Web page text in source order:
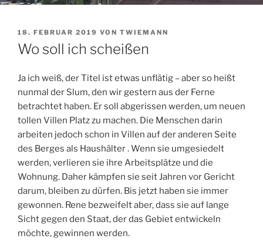
VERÖFFENTLICHT
AM
18. FEBRUAR 2019 VON TWIEMANN
Wo soll ich scheißen
Ja ich weiß, der Titel ist etwas unflätig – aber so heißt
nunmal der Slum, den wir gestern aus der Ferne
betrachtet haben. Er soll abgerissen werden, um neuen
tollen Villen Platz zu machen. Die Menschen darin
arbeiten jedoch schon in Villen auf der anderen Seite
des Berges als Haushälter . Wenn sie umgesiedelt
werden, verlieren sie ihre Arbeitsplätze und die
Wohnung. Daher kämpfen sie seit Jahren vor Gericht
darum, bleiben zu dürfen. Bis jetzt haben sie immer
gewonnen. Rene bezweifelt aber, dass sie auf lange
Sicht gegen den Staat, der das Gebiet entwickeln
möchte, gewinnen werden.